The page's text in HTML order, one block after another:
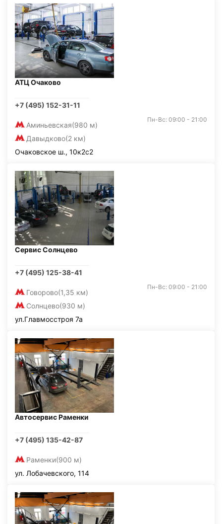
АТЦ Очаково
+7 (495) 152-31-11
Аминьевская(980 м)
Давыдково(2 км)
Пн-Вс: 09:00 - 21:00
Очаковское ш., 10к2с2
Сервис Солнцево
+7 (495) 125-38-41
Говорово(1,35 км)
Солнцево(930 м)
Пн-Вс: 09:00 - 21:00
ул.Главмосстроя 7а
Автосервис Раменки
+7 (495) 135-42-87
Раменки(900 м)
ул. Лобачевского, 114